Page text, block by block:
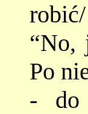
“No,
Po
- do